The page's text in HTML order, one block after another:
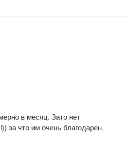
в месяц. Зато нет
за что им очень благодарен.